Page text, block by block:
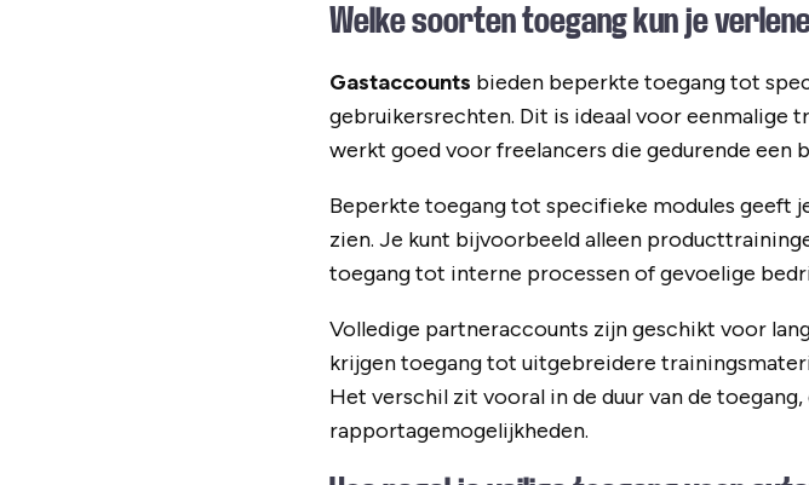
Welke soorten toegang kun je
Gastaccounts bieden beperkte toegang tot
gebruikersrechten. Dit is ideaal voor
werkt goed voor freelancers die gedurende een
Beperkte toegang tot specifieke modules geeft
zien. Je kunt bijvoorbeeld alleen
toegang tot interne processen of gevoelige
Volledige partneraccounts zijn geschikt voor
krijgen toegang tot uitgebreidere
Het verschil zit vooral in de duur van de
rapportagemogelijkheden.